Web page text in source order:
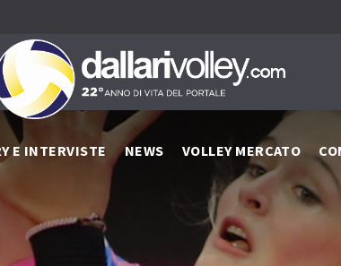
E INTERVISTE NEWS VOLLEY MERCATO